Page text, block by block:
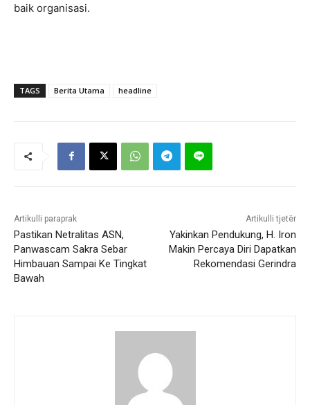
baik organisasi.
TAGS Berita Utama headline
Artikulli paraprak
Pastikan Netralitas ASN,
Panwascam Sakra Sebar
Himbauan Sampai Ke Tingkat
Bawah
Artikulli tjetër
Yakinkan Pendukung, H. Iron
Makin Percaya Diri Dapatkan
Rekomendasi Gerindra